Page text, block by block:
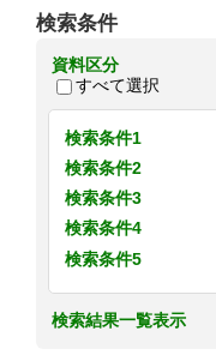
検索条件
資料区分
すべて選択
検索条件1
検索条件2
検索条件3
検索条件4
検索条件5
検索結果一覧表示